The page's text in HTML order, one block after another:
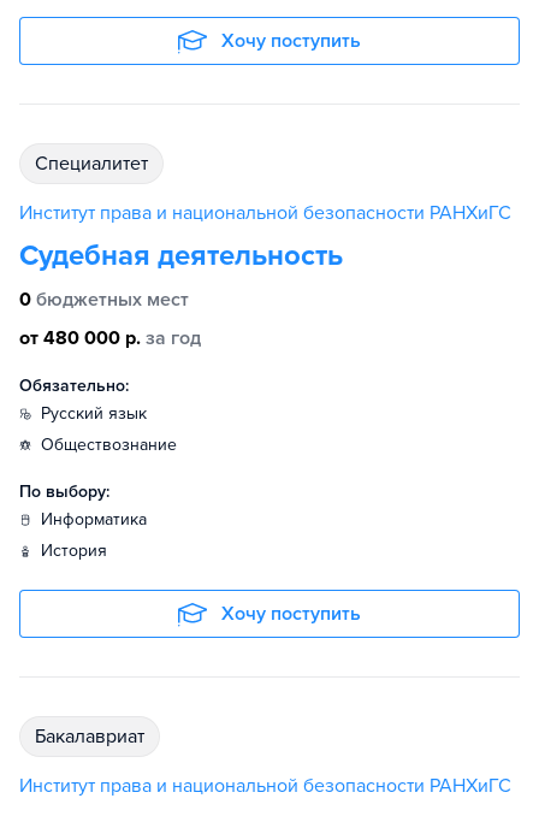
Хочу поступить
специалитет
Институт права и национальной безопасности РАНХиГС
Судебная деятельность
0 бюджетных мест
от 480 000 р. за год
Обязательно:
русский язык
обществознание
По выбору:
информатика
история
Хочу поступить
бакалавриат
Институт права и национальной безопасности РАНХиГС